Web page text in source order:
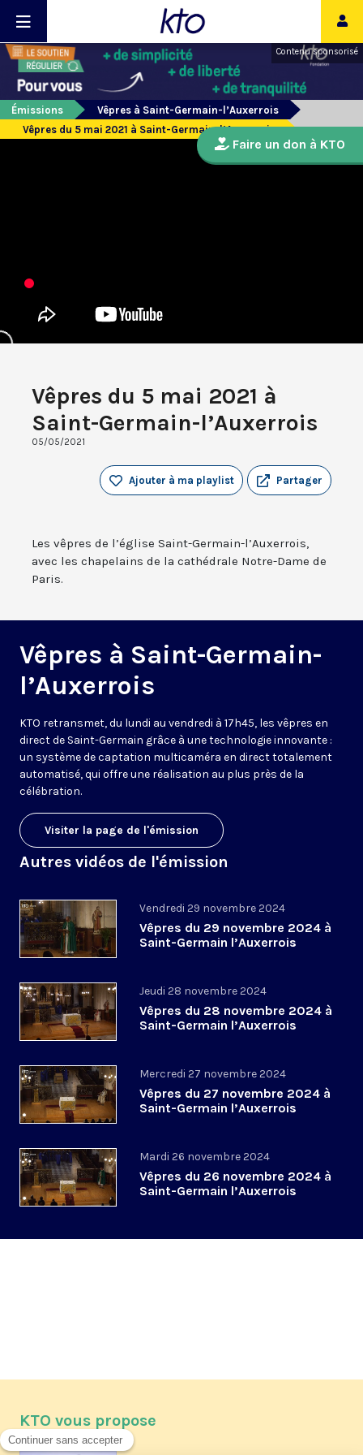
Contenu sponsorisé
Émissions
Vêpres à Saint-Germain-l’Auxerrois
Vêpres du 5 mai 2021 à Saint-Germain-l’Auxerrois
Vêpres du 5 mai 2021 à
Saint-Germain-l’Auxerrois
05/05/2021
Partager
Ajouter à ma playlist
Les vêpres de l’église Saint-Germain-l’Auxerrois,
avec les chapelains de la cathédrale Notre-Dame de
Paris.
Vêpres à Saint-Germain-
l’Auxerrois
KTO retransmet, du lundi au vendredi à 17h45, les vêpres en
direct de Saint-Germain grâce à une technologie innovante :
un système de captation multicaméra en direct totalement
automatisé, qui offre une réalisation au plus près de la
célébration.
Visiter la page de l'émission
Autres vidéos de l'émission
Vendredi 29 novembre 2024
Vêpres du 29 novembre 2024 à
Saint-Germain l’Auxerrois
Jeudi 28 novembre 2024
Vêpres du 28 novembre 2024 à
Saint-Germain l’Auxerrois
Mercredi 27 novembre 2024
Vêpres du 27 novembre 2024 à
Saint-Germain l’Auxerrois
Mardi 26 novembre 2024
Vêpres du 26 novembre 2024 à
Saint-Germain l’Auxerrois
Faire un don à KTO
KTO vous propose